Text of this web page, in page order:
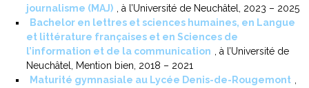
journalisme (MAJ)
, à l’Université de Neuchâtel, 2023 – 2025
Bachelor en lettres et sciences humaines, en Langue
et littérature françaises et en Sciences de
l’information et de la communication
, à l’Université de
Neuchâtel, Mention bien, 2018 – 2021
Maturité gymnasiale au Lycée Denis-de-Rougemont